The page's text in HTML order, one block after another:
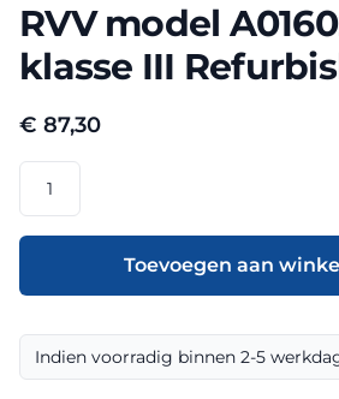
RVV model
klasse III
€ 87,30
model
A0160zbh
III
Sign
aantal
Toevoegen aan
Indien voorradig binnen 2-5